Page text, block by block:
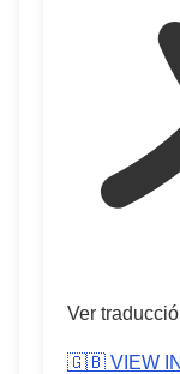
Ver
🇬🇧 VIEW IN